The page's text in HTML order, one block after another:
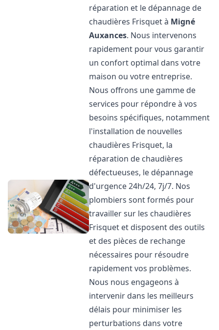
réparation et le dépannage de
chaudières Frisquet à Migné
Auxances. Nous intervenons
rapidement pour vous garantir
un confort optimal dans votre
maison ou votre entreprise.
Nous offrons une gamme de
services pour répondre à vos
besoins spécifiques, notamment
l'installation de nouvelles
chaudières Frisquet, la
réparation de chaudières
défectueuses, le dépannage
d'urgence 24h/24, 7j/7. Nos
plombiers sont formés pour
travailler sur les chaudières
Frisquet et disposent des outils
et des pièces de rechange
nécessaires pour résoudre
rapidement vos problèmes.
Nous nous engageons à
intervenir dans les meilleurs
délais pour minimiser les
perturbations dans votre